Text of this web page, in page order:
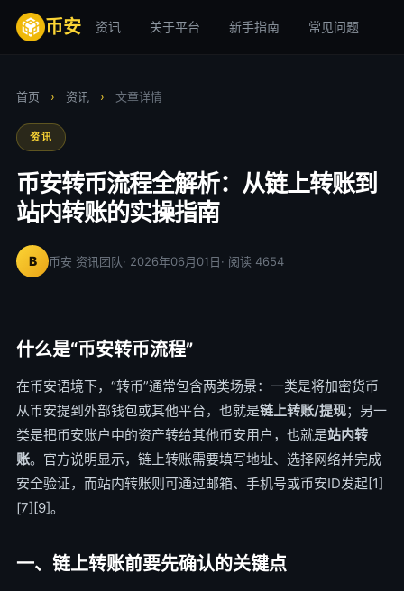
币安 资讯 关于平台 新手指南 常见问题
首页 › 资讯 › 文章详情
资讯
币安转币流程全解析：从链上转账到
站内转账的实操指南
B 币安 资讯团队· 2026年06月01日· 阅读 4654
什么是“币安转币流程”
在币安语境下，“转币”通常包含两类场景：一类是将加密货币
从币安提到外部钱包或其他平台，也就是链上转账/提现；另一
类是把币安账户中的资产转给其他币安用户，也就是站内转
账。官方说明显示，链上转账需要填写地址、选择网络并完成
安全验证，而站内转账则可通过邮箱、手机号或币安ID发起[1]
[7][9]。
一、链上转账前要先确认的关键点